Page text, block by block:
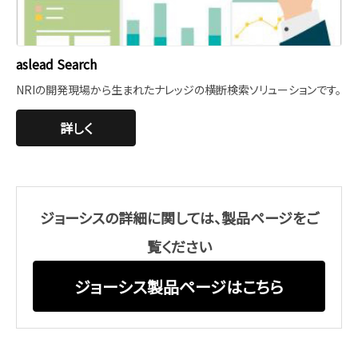
aslead Search
NRIの開発現場から生まれたナレッジの横断検索ソリューションです。
詳しく
ジョーシスの詳細に関しては、製品ページをご
覧ください
ジョーシス製品ページはこちら